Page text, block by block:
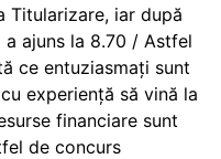
Titularizare, iar după
ajuns la 8.70 / Astfel
ce entuziasmați sunt
experiență să vină la
financiare sunt
de concurs